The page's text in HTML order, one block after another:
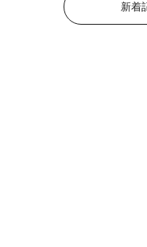
新着